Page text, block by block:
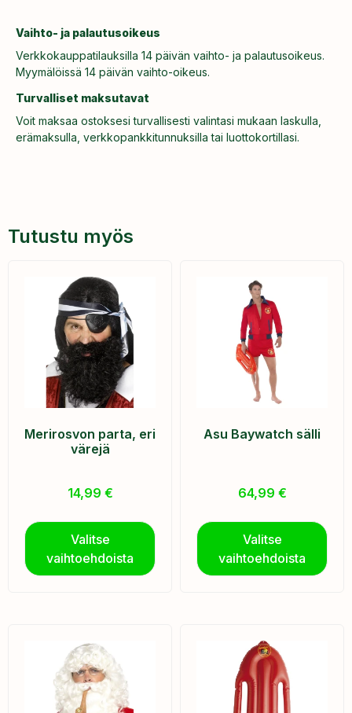
Vaihto- ja palautusoikeus
Verkkokauppatilauksilla 14 päivän vaihto- ja palautusoikeus.
Myymälöissä 14 päivän vaihto-oikeus.
Turvalliset maksutavat
Voit maksaa ostoksesi turvallisesti valintasi mukaan laskulla,
erämaksulla, verkkopankkitunnuksilla tai luottokortillasi.
Tutustu myös
Merirosvon parta, eri
värejä
14,99 €
Valitse
vaihtoehdoista
Asu Baywatch sälli
64,99 €
Valitse
vaihtoehdoista